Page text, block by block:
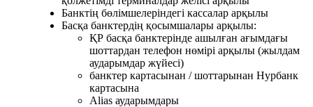
Банктің бөлімшелеріндегі кассалар арқылы
Басқа банктердің қосымшалары арқылы:
ҚР басқа банктерінде ашылған ағымдағы
шоттардан телефон нөмірі арқылы (жылдам
аударымдар жүйесі)
банктер картасынан / шоттарынан Нурбанк
картасына
Alias аударымдары